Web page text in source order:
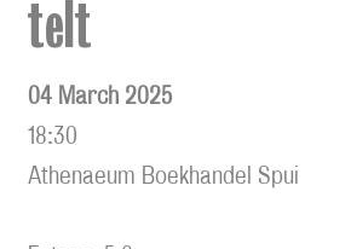
telt
04 March 2025
18:30
Athenaeum Boekhandel Spui